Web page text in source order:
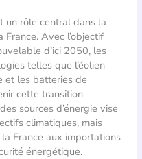
un rôle central dans la
Avec l’objectif
d’ici 2050, les
telles que l’éolien
et les batteries de
cette transition
sources d’énergie vise
climatiques, mais
France aux importations
énergétique.